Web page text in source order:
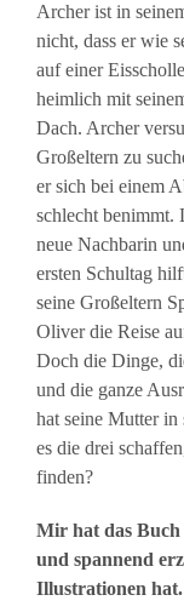
Archer ist in
nicht, dass er wie
auf einer
heimlich mit
Dach. Archer
Großeltern zu
er sich bei einem
schlecht benimmt.
neue Nachbarin
ersten Schultag
seine Großeltern
Oliver die Reise
Doch die Dinge,
und die ganze
hat seine Mutter
es die drei
finden?
Mir hat das Buch
und spannend
Illustrationen hat.